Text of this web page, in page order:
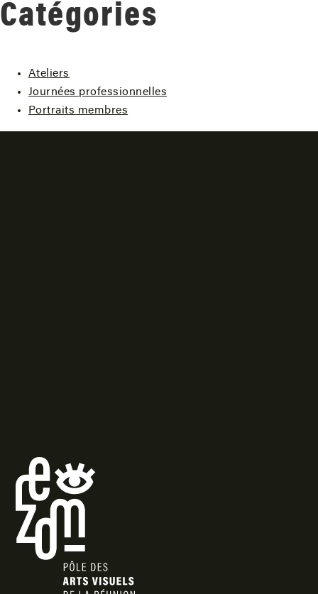
Catégories
Ateliers
Journées professionnelles
Portraits membres